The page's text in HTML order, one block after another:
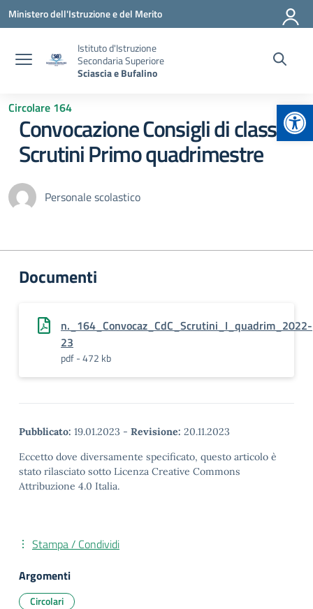
Vai ai contenuti
Vai al menu di navigazione
Vai al footer
Ministero dell'Istruzione e del Merito
Istituto d'Istruzione
Secondaria Superiore
Sciascia e Bufalino
Circolare 164
Convocazione Consigli di classe
Scrutini Primo quadrimestre
Personale scolastico
Documenti
n._164_Convocaz_CdC_Scrutini_I_quadrim_2022-
23
pdf - 472 kb
Pubblicato: 19.01.2023 - Revisione: 20.11.2023
Eccetto dove diversamente specificato, questo articolo è
stato rilasciato sotto Licenza Creative Commons
Attribuzione 4.0 Italia.
Stampa / Condividi
Argomenti
Circolari